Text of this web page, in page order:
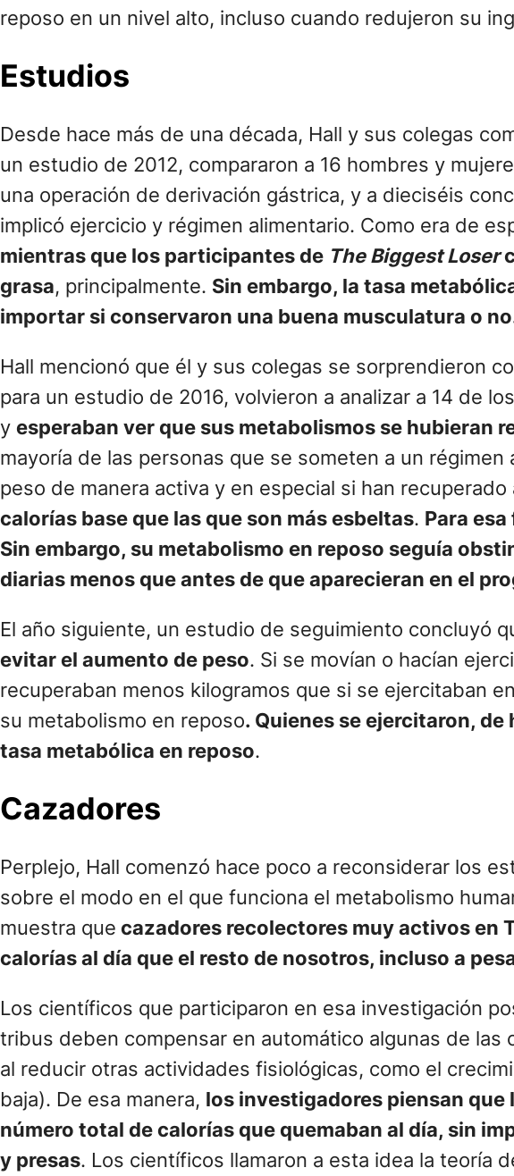
reposo en un nivel alto, incluso cuando redujeron su
Estudios
Desde hace más de una década, Hall y sus colegas
un estudio de 2012, compararon a 16 hombres y
una operación de derivación gástrica, y a dieciséis
implicó ejercicio y régimen alimentario. Como era de
mientras que los participantes de The Biggest Loser
grasa, principalmente. Sin embargo, la tasa
importar si conservaron una buena musculatura o
Hall mencionó que él y sus colegas se sorprendieron
para un estudio de 2016, volvieron a analizar a 14 de
y esperaban ver que sus metabolismos se hubieran
mayoría de las personas que se someten a un
peso de manera activa y en especial si han recuperado
calorías base que las que son más esbeltas. Para
Sin embargo, su metabolismo en reposo seguía
diarias menos que antes de que aparecieran en el
El año siguiente, un estudio de seguimiento concluyó
evitar el aumento de peso. Si se movían o hacían
recuperaban menos kilogramos que si se ejercitaban
su metabolismo en reposo. Quienes se ejercitaron,
tasa metabólica en reposo.
Cazadores
Perplejo, Hall comenzó hace poco a reconsiderar los
sobre el modo en el que funciona el metabolismo
muestra que cazadores recolectores muy activos en
calorías al día que el resto de nosotros, incluso a
Los científicos que participaron en esa investigación
tribus deben compensar en automático algunas de
al reducir otras actividades fisiológicas, como el
baja). De esa manera, los investigadores piensan
número total de calorías que quemaban al día, sin
y presas. Los científicos llamaron a esta idea la teoría